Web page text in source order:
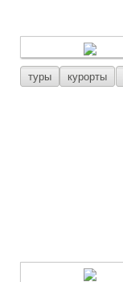
туры курорты